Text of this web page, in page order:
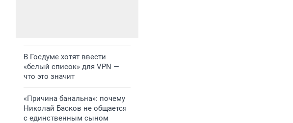
В Госдуме хотят ввести
«белый список» для VPN —
что это значит
«Причина банальна»: почему
Николай Басков не общается
с единственным сыном